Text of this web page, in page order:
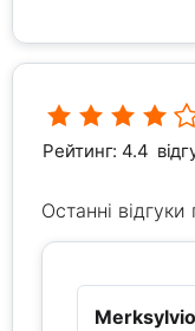
Рейтинг: 4.4
Останні
Merksylvio